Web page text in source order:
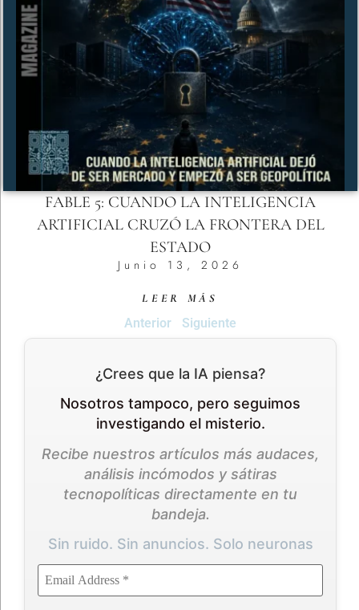
FABLE 5: CUANDO LA INTELIGENCIA
ARTIFICIAL CRUZÓ LA FRONTERA DEL
ESTADO
Junio 13, 2026
LEER MÁS
Anterior Siguiente
¿Crees que la IA piensa?
Nosotros tampoco, pero seguimos
investigando el misterio.
Recibe nuestros artículos más audaces,
análisis incómodos y sátiras
tecnopolíticas directamente en tu
bandeja.
Sin ruido. Sin anuncios. Solo neuronas